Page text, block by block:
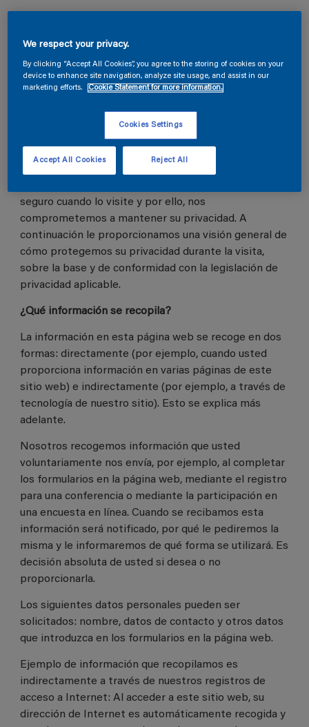
Este sitio es operado y mantenido por Akzo Nobel
Coatings “propietario" de este sitio web (en lo
sucesivo, "AkzoNobel" o "nosotros"). AkzoNobel es la
entidad que controla el tratamiento de los datos
personales recogidos a través de este sitio web.
El propósito principal del mismo es ser un recurso
seguro cuando lo visite y por ello, nos
comprometemos a mantener su privacidad. A
continuación le proporcionamos una visión general de
cómo protegemos su privacidad durante la visita,
sobre la base y de conformidad con la legislación de
privacidad aplicable.
¿Qué información se recopila?
La información en esta página web se recoge en dos
formas: directamente (por ejemplo, cuando usted
proporciona información en varias páginas de este
sitio web) e indirectamente (por ejemplo, a través de
tecnología de nuestro sitio). Esto se explica más
adelante.
Nosotros recogemos información que usted
voluntariamente nos envía, por ejemplo, al completar
los formularios en la página web, mediante el registro
para una conferencia o mediante la participación en
una encuesta en línea. Cuando se recibamos esta
información será notificado, por qué le pediremos la
misma y le informaremos de qué forma se utilizará. Es
decisión absoluta de usted si desea o no
proporcionarla.
Los siguientes datos personales pueden ser
solicitados: nombre, datos de contacto y otros datos
que introduzca en los formularios en la página web.
Ejemplo de información que recopilamos es
indirectamente a través de nuestros registros de
acceso a Internet: Al acceder a este sitio web, su
dirección de Internet es automáticamente recogida y
We respect your privacy.
By clicking “Accept All Cookies”, you agree to the storing of cookies on your
device to enhance site navigation, analyze site usage, and assist in our
marketing efforts.
Cookie Statement for more information.
Cookies Settings
Reject All
Accept All Cookies